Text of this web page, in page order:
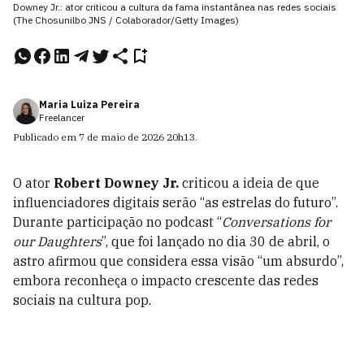
Downey Jr.: ator criticou a cultura da fama instantânea nas redes sociais
(The Chosunilbo JNS / Colaborador/Getty Images)
Maria Luiza Pereira
Freelancer
Publicado em 7 de maio de 2026 20h13.
O ator Robert Downey Jr. criticou a ideia de que
influenciadores digitais serão “as estrelas do futuro”.
Durante participação no podcast “Conversations for
our Daughters”, que foi lançado no dia 30 de abril, o
astro afirmou que considera essa visão “um absurdo”,
embora reconheça o impacto crescente das redes
sociais na cultura pop.